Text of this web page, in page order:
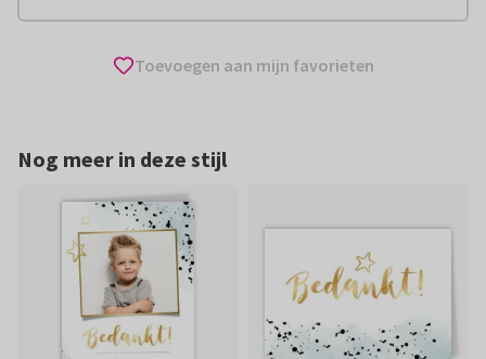
Toevoegen aan mijn favorieten
Nog meer in deze stijl